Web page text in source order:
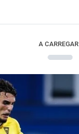
A CARREGAR